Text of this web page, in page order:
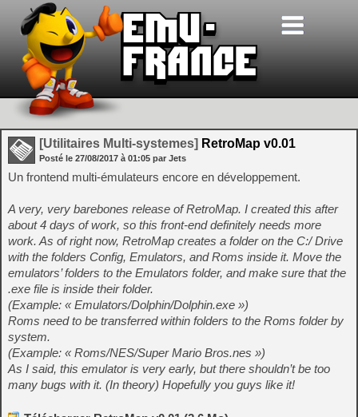
[Utilitaires Multi-systemes] RetroMap v0.01
Posté le 27/08/2017 à 01:05 par Jets
Un frontend multi-émulateurs encore en développement.
A very, very barebones release of RetroMap. I created this after
about 4 days of work, so this front-end definitely needs more
work. As of right now, RetroMap creates a folder on the C:/ Drive
with the folders Config, Emulators, and Roms inside it. Move the
emulators’ folders to the Emulators folder, and make sure that the
.exe file is inside their folder.
(Example: « Emulators/Dolphin/Dolphin.exe »)
Roms need to be transferred within folders to the Roms folder by
system.
(Example: « Roms/NES/Super Mario Bros.nes »)
As I said, this emulator is very early, but there shouldn’t be too
many bugs with it. (In theory) Hopefully you guys like it!